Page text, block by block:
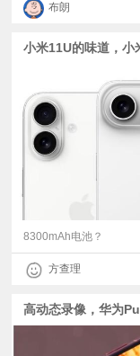
布朗
8300mAh电池？
方查理